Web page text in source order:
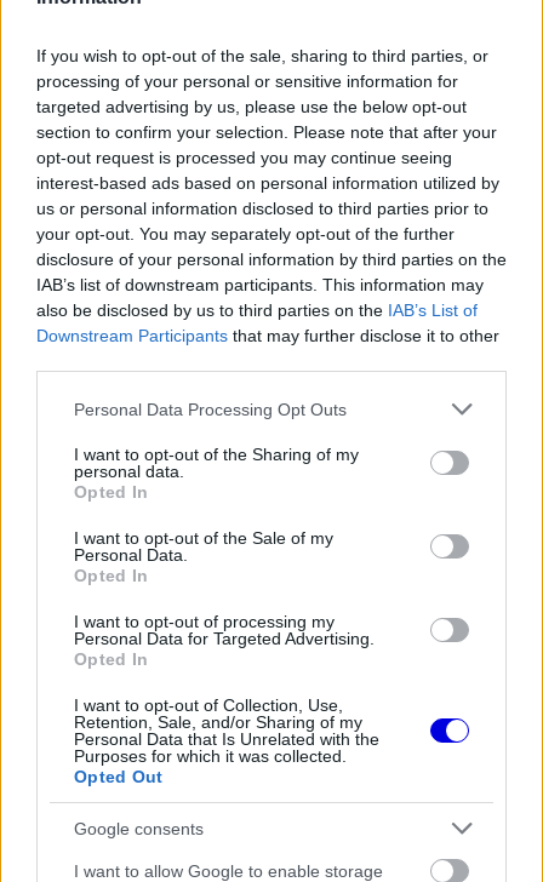
If you wish to opt-out of the sale, sharing to third parties, or
processing of your personal or sensitive information for
targeted advertising by us, please use the below opt-out
section to confirm your selection. Please note that after your
opt-out request is processed you may continue seeing
interest-based ads based on personal information utilized by
us or personal information disclosed to third parties prior to
your opt-out. You may separately opt-out of the further
disclosure of your personal information by third parties on the
IAB’s list of downstream participants. This information may
also be disclosed by us to third parties on the IAB’s List of
Downstream Participants that may further disclose it to other
Please note that this website/app uses one or more Google
not limited to your visit or usage behaviour. You may click to
grant or deny consent to Google and its third-party tags to
use your data for below specified purposes in below Google
consent section.
Personal Data Processing Opt Outs
I want to opt-out of the Sharing of my
personal data.
Opted In
I want to opt-out of the Sale of my
Personal Data.
Opted In
I want to opt-out of processing my
Personal Data for Targeted Advertising.
Opted In
I want to opt-out of Collection, Use,
Retention, Sale, and/or Sharing of my
Personal Data that Is Unrelated with the
Purposes for which it was collected.
Opted Out
Google consents
I want to allow Google to enable storage
loading.
modal
window.
Ennek ellenére, Hamilton a 41. születésnapján,
amelyet január 7-én ünnepelt, magabiztos és
inspiráló üzenettel jelentkezett Instagramján. A brit
legenda úgy fogalmazott, hogy újult erővel tekint
élén harcoljon. Az optimista hangvétel sok
rajongónak visszaadta a reményt, hogy még
láthatják őt a régi formájában.
EZEKET IS AJÁNLJUK
PIT LANE
autóját
FORMA-1
A rejtett képesség, ami miatt
Alonso még mindig a legjobbak
között van